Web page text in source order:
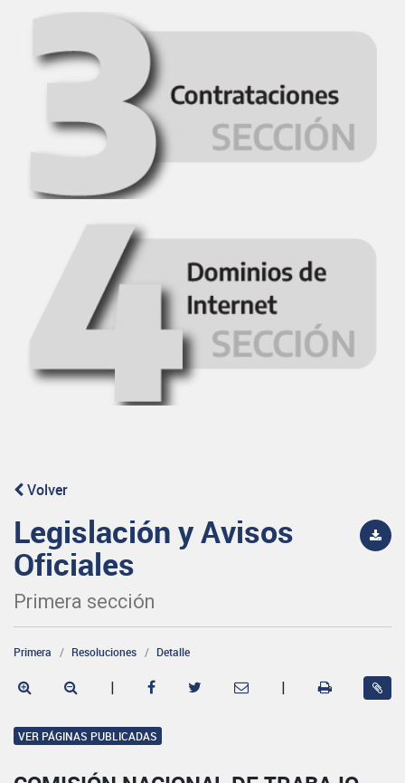
Volver
Legislación y Avisos
Oficiales
Primera sección
Primera Resoluciones Detalle
| |
VER PÁGINAS PUBLICADAS